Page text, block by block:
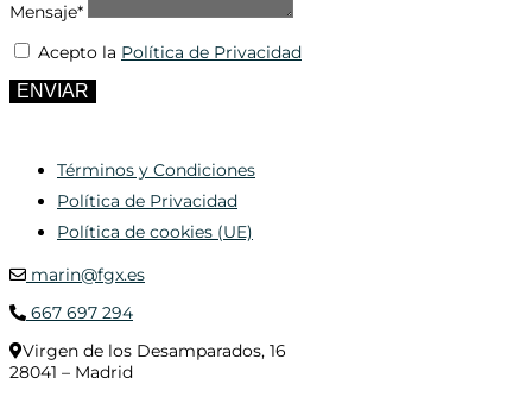
Mensaje*
Acepto la Política de Privacidad
ENVIAR
Términos y Condiciones
Política de Privacidad
Política de cookies (UE)
marin@fgx.es
667 697 294
Virgen de los Desamparados, 16
28041 – Madrid